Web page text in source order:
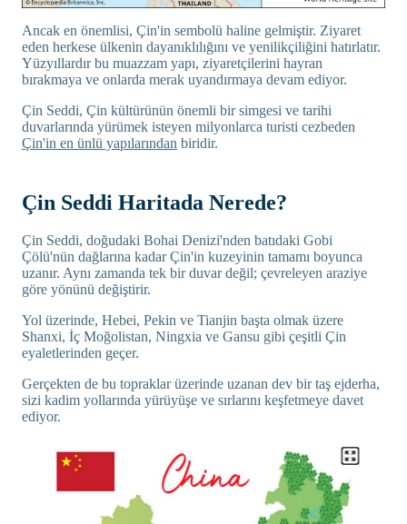
Ancak en önemlisi, Çin'in sembolü haline gelmiştir. Ziyaret
eden herkese ülkenin dayanıklılığını ve yenilikçiliğini hatırlatır.
Yüzyıllardır bu muazzam yapı, ziyaretçilerini hayran
bırakmaya ve onlarda merak uyandırmaya devam ediyor.
Çin Seddi, Çin kültürünün önemli bir simgesi ve tarihi
duvarlarında yürümek isteyen milyonlarca turisti cezbeden
Çin'in en ünlü yapılarından biridir.
Çin Seddi Haritada Nerede?
Çin Seddi, doğudaki Bohai Denizi'nden batıdaki Gobi
Çölü'nün dağlarına kadar Çin'in kuzeyinin tamamı boyunca
uzanır. Aynı zamanda tek bir duvar değil; çevreleyen araziye
göre yönünü değiştirir.
Yol üzerinde, Hebei, Pekin ve Tianjin başta olmak üzere
Shanxi, İç Moğolistan, Ningxia ve Gansu gibi çeşitli Çin
eyaletlerinden geçer.
Gerçekten de bu topraklar üzerinde uzanan dev bir taş ejderha,
sizi kadim yollarında yürüyüşe ve sırlarını keşfetmeye davet
ediyor.